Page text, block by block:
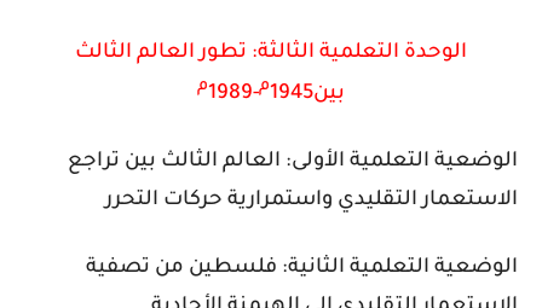
الوحدة التعلمية الثالثة: تطور العالم الثالث
بين1945
م-1989 م
الوضعية التعلمية الأولى: العالم الثالث بين تراجع
الاستعمار التقليدي واستمرارية حركات التحرر
الوضعية التعلمية الثانية: فلسطين من تصفية